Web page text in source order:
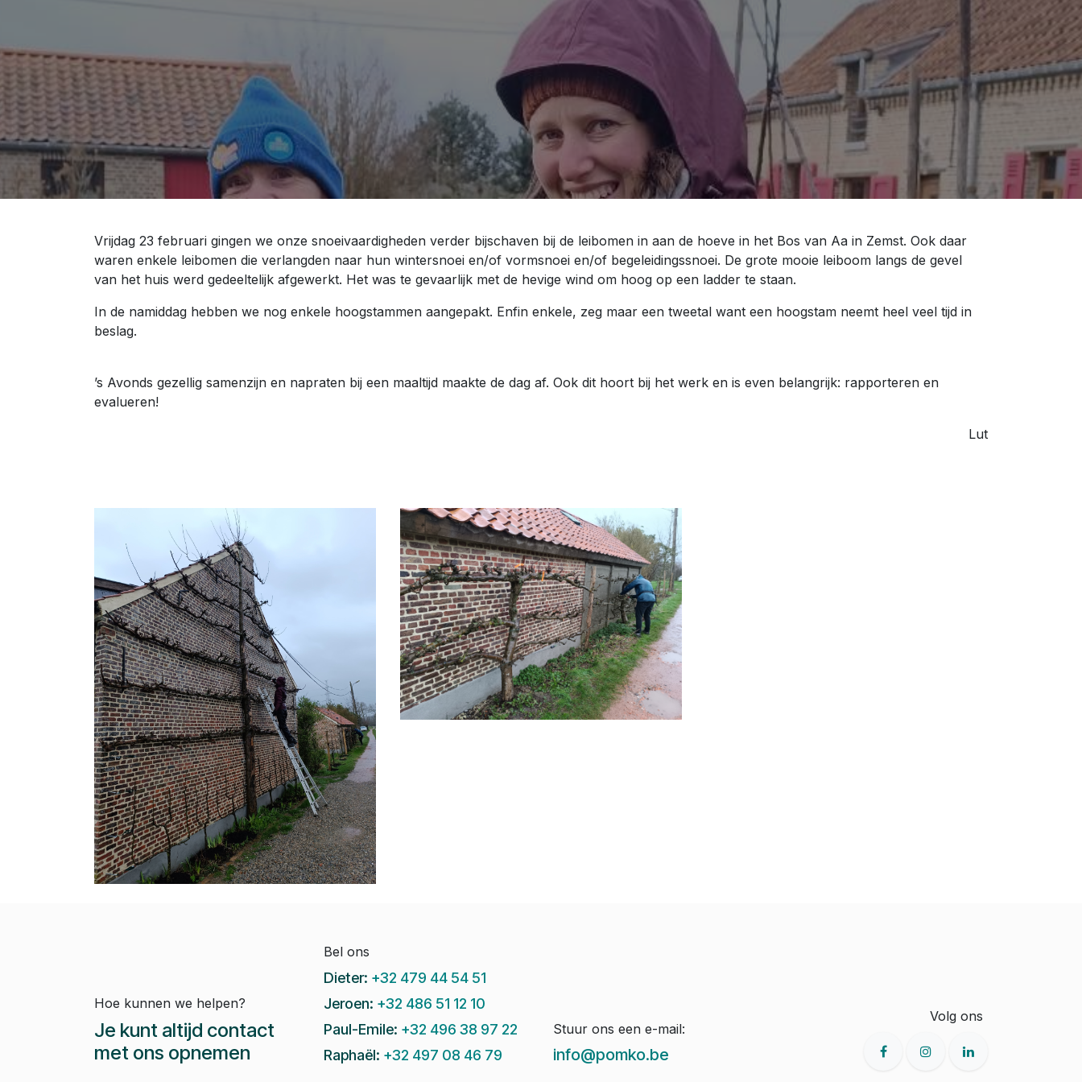
Vrijdag 23 februari gingen we onze snoeivaardigheden verder bijschaven bij de leibomen in aan de hoeve in het Bos van Aa in Zemst. Ook daar
waren enkele leibomen die verlangden naar hun wintersnoei en/of vormsnoei en/of begeleidingssnoei. De grote mooie leiboom langs de gevel
van het huis werd gedeeltelijk afgewerkt. Het was te gevaarlijk met de hevige wind om hoog op een ladder te staan.
In de namiddag hebben we nog enkele hoogstammen aangepakt. Enfin enkele, zeg maar een tweetal want een hoogstam neemt heel veel tijd in
beslag.
’s Avonds gezellig samenzijn en napraten bij een maaltijd maakte de dag af. Ook dit hoort bij het werk en is even belangrijk: rapporteren en
evalueren!
Lut
Hoe kunnen we helpen?
Je kunt altijd contact
met ons opnemen
Bel ons
Dieter: +32 479 44 54 51
Jeroen: +32 486 51 12 10
Paul-Emile: +32 496 38 97 22
Raphaël: +32 497 08 46 79
Stuur ons een e-mail:
info@pomko.be
Volg ons